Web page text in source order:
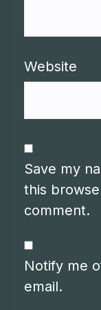
Website
Save my
this
comment.
Notify me
email.